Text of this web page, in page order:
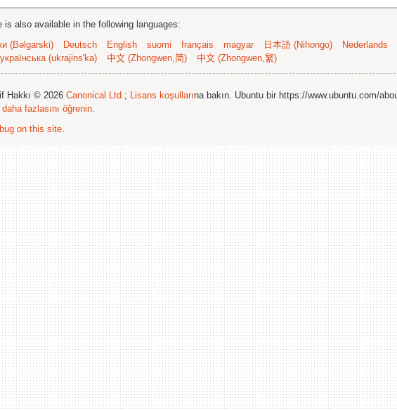
is also available in the following languages:
(Bəlgarski)
Deutsch English suomi français magyar 日本語 (Nihongo) Nederlands
українська (ukrajins'ka) 中文 (Zhongwen,简) 中文 (Zhongwen,繁)
Hakkı © 2026 Canonical Ltd.; Lisans koşullarına bakın. Ubuntu bir https://www.ubuntu.com/
daha fazlasını öğrenin.
on this site.